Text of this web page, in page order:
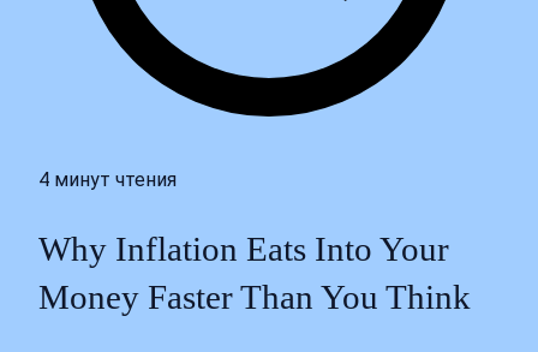
4 минут чтения
Why Inflation Eats Into Your
Money Faster Than You Think